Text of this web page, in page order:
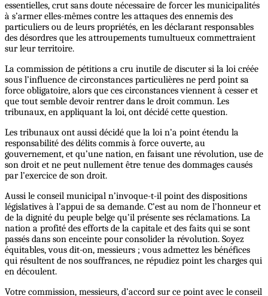
essentielles, crut sans doute nécessaire de forcer les municipalités
à s’armer elles-mêmes contre les attaques des ennemis des
particuliers ou de leurs propriétés, en les déclarant responsables
des désordres que les attroupements tumultueux commettraient
sur leur territoire.
La commission de pétitions a cru inutile de discuter si la loi créée
sous l’influence de circonstances particulières ne perd point sa
force obligatoire, alors que ces circonstances viennent à cesser et
que tout semble devoir rentrer dans le droit commun. Les
tribunaux, en appliquant la loi, ont décidé cette question.
Les tribunaux ont aussi décidé que la loi n’a point étendu la
responsabilité des délits commis à force ouverte, au
gouvernement, et qu’une nation, en faisant une révolution, use de
son droit et ne peut nullement être tenue des dommages causés
par l’exercice de son droit.
Aussi le conseil municipal n’invoque-t-il point des dispositions
législatives à l’appui de sa demande. C’est au nom de l’honneur et
de la dignité du peuple belge qu’il présente ses réclamations. La
nation a profité des efforts de la capitale et des faits qui se sont
passés dans son enceinte pour consolider la révolution. Soyez
équitables, vous dit-on, messieurs ; vous admettez les bénéfices
qui résultent de nos souffrances, ne répudiez point les charges qui
en découlent.
Votre commission, messieurs, d’accord sur ce point avec le conseil